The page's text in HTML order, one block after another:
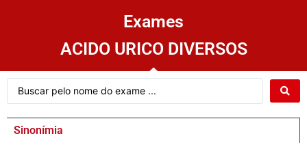
Exames
ACIDO URICO DIVERSOS
Sinonímia